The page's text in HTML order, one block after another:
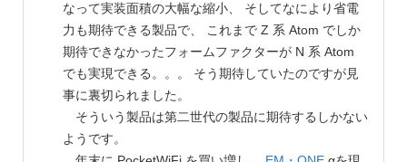
なって実装面積の大幅な縮小、 そしてなにより省電
力も期待できる製品で、 これまで Z 系 Atom でしか
期待できなかったフォームファクターが N 系 Atom
でも実現できる。。。 そう期待していたのですが見
事に裏切られました。
そういう製品は第二世代の製品に期待するしかない
ようです。